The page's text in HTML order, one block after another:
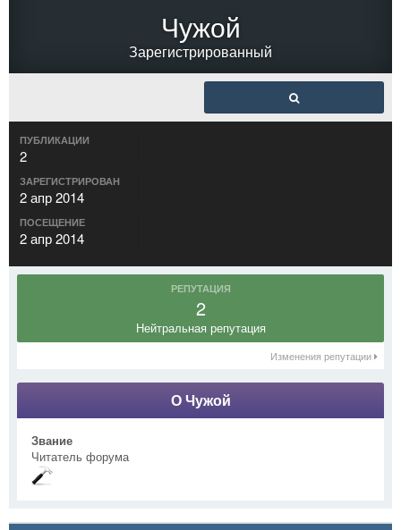
Чужой
Зарегистрированный
ПУБЛИКАЦИИ
2
ЗАРЕГИСТРИРОВАН
2 апр 2014
ПОСЕЩЕНИЕ
2 апр 2014
РЕПУТАЦИЯ
2
Нейтральная репутация
Изменения репутации
О Чужой
Звание
Читатель форума